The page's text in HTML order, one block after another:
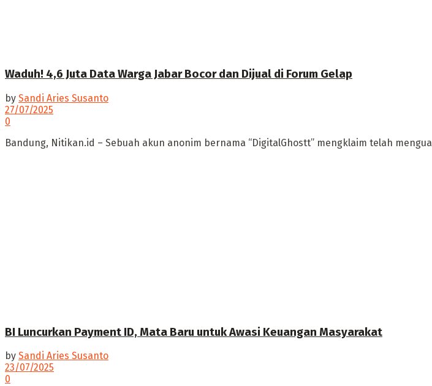
Waduh! 4,6 Juta Data Warga Jabar Bocor dan Dijual di Forum Gelap
by Sandi Aries Susanto
27/07/2025
0
Bandung, Nitikan.id – Sebuah akun anonim bernama “DigitalGhostt” mengklaim telah
BI Luncurkan Payment ID, Mata Baru untuk Awasi Keuangan Masyarakat
by Sandi Aries Susanto
23/07/2025
0